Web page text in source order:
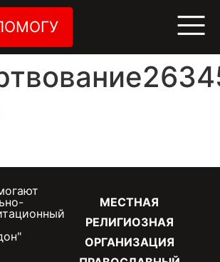
МЕСТНАЯ
РЕЛИГИОЗНАЯ
ОРГАНИЗАЦИЯ